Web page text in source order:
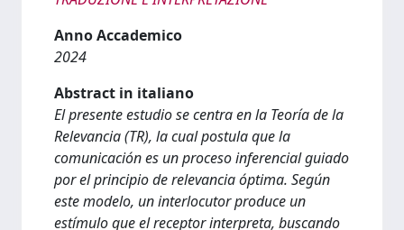
Anno Accademico
2024
Abstract in italiano
El presente estudio se centra en la Teoría de la
Relevancia (TR), la cual postula que la
comunicación es un proceso inferencial guiado
por el principio de relevancia óptima. Según
este modelo, un interlocutor produce un
estímulo que el receptor interpreta, buscando